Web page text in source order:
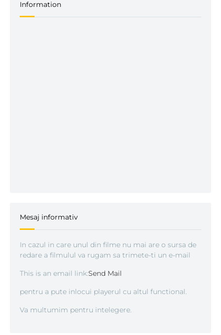
Information
Mesaj informativ
In cazul in care unul din filme nu mai are o sursa de
redare a filmulul va rugam sa trimete-ti un e-mail
This is an email link:Send Mail
pentru a pute inlocui playerul cu altul functional.
Va multumim pentru intelegere.